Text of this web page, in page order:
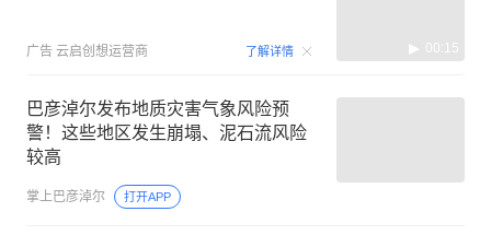
广告 云启创想运营商 了解详情 00:15
巴彦淖尔发布地质灾害气象风险预
警！这些地区发生崩塌、泥石流风险
较高
掌上巴彦淖尔 打开APP